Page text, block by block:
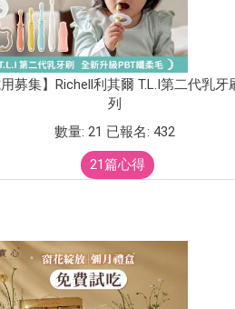
用募集】Richell利其爾 T.L.I第二代乳牙
列
數量: 21 已報名: 432
21篇心得